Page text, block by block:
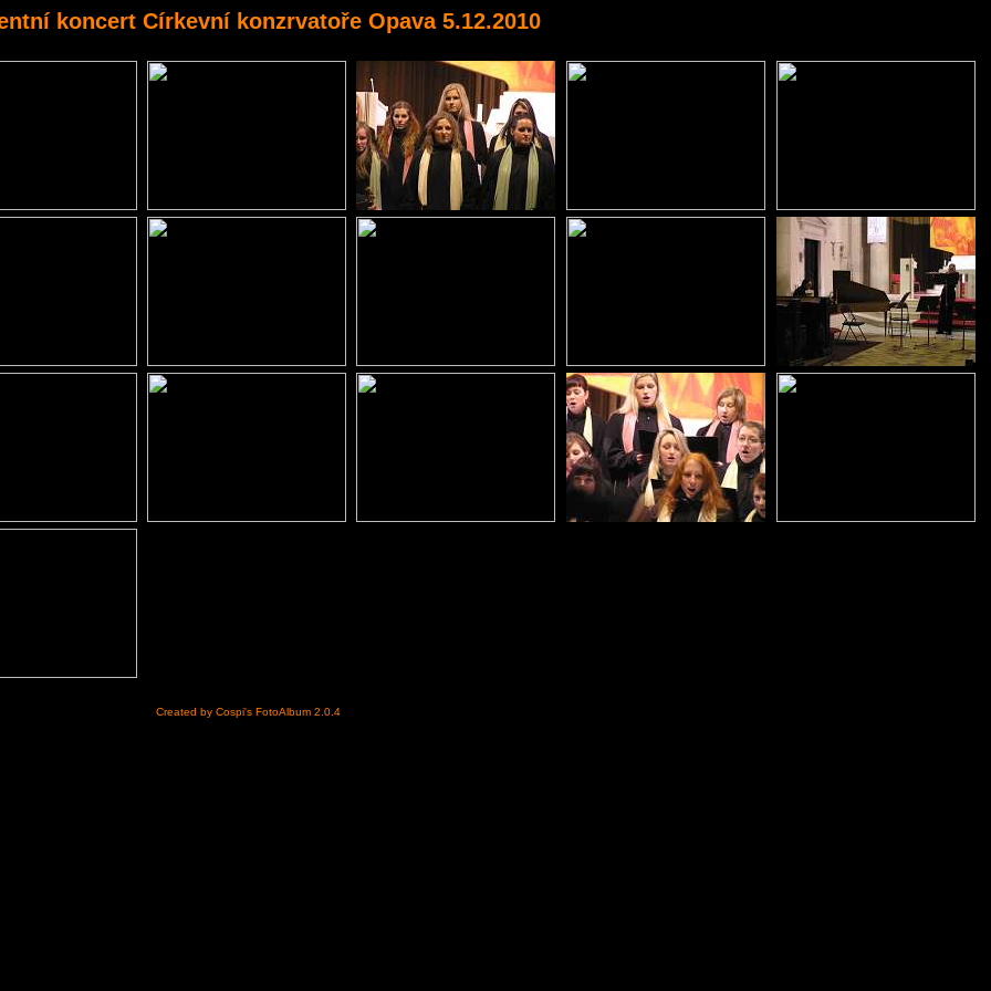
koncert Církevní konzrvatoře Opava 5.12.2010
Created by Cospi's FotoAlbum 2.0.4